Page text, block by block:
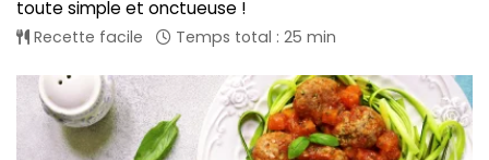
toute simple et onctueuse !
Recette facile Temps total : 25 min